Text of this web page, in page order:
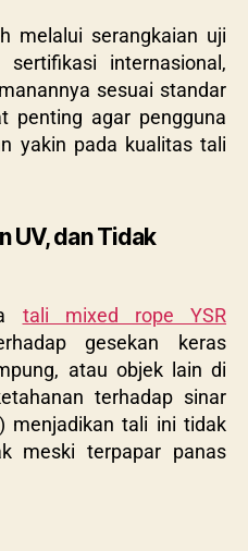
melalui serangkaian uji
internasional,
sesuai standar
penting agar pengguna
yakin pada kualitas tali
UV, dan Tidak
tali mixed rope YSR
gesekan keras
atau objek lain di
terhadap sinar
menjadikan tali ini tidak
meski terpapar panas